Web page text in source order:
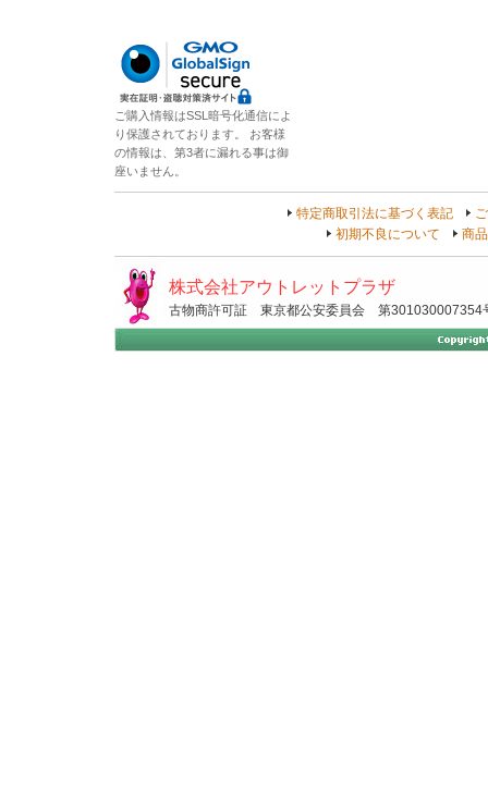
ご購入情報はSSL暗号化通信によ
り保護されております。 お客様
の情報は、第3者に漏れる事は御
座いません。
特定商取引法に基づく表記
初期不良について
商
株式会社アウトレットプラザ
古物商許可証 東京都公安委員会 第301030007354